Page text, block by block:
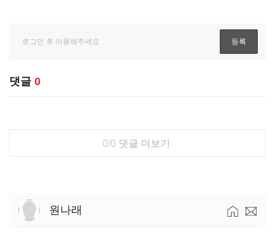
댓글 0
0/0 댓글 더보기
원나래